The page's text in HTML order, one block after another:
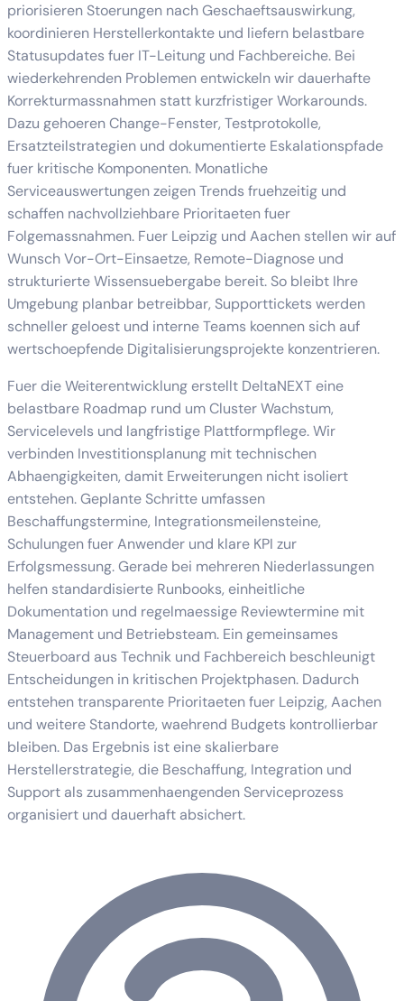
priorisieren Stoerungen nach Geschaeftsauswirkung,
koordinieren Herstellerkontakte und liefern belastbare
Statusupdates fuer IT-Leitung und Fachbereiche. Bei
wiederkehrenden Problemen entwickeln wir dauerhafte
Korrekturmassnahmen statt kurzfristiger Workarounds.
Dazu gehoeren Change-Fenster, Testprotokolle,
Ersatzteilstrategien und dokumentierte Eskalationspfade
fuer kritische Komponenten. Monatliche
Serviceauswertungen zeigen Trends fruehzeitig und
schaffen nachvollziehbare Prioritaeten fuer
Folgemassnahmen. Fuer Leipzig und Aachen stellen wir auf
Wunsch Vor-Ort-Einsaetze, Remote-Diagnose und
strukturierte Wissensuebergabe bereit. So bleibt Ihre
Umgebung planbar betreibbar, Supporttickets werden
schneller geloest und interne Teams koennen sich auf
wertschoepfende Digitalisierungsprojekte konzentrieren.
Fuer die Weiterentwicklung erstellt DeltaNEXT eine
belastbare Roadmap rund um Cluster Wachstum,
Servicelevels und langfristige Plattformpflege. Wir
verbinden Investitionsplanung mit technischen
Abhaengigkeiten, damit Erweiterungen nicht isoliert
entstehen. Geplante Schritte umfassen
Beschaffungstermine, Integrationsmeilensteine,
Schulungen fuer Anwender und klare KPI zur
Erfolgsmessung. Gerade bei mehreren Niederlassungen
helfen standardisierte Runbooks, einheitliche
Dokumentation und regelmaessige Reviewtermine mit
Management und Betriebsteam. Ein gemeinsames
Steuerboard aus Technik und Fachbereich beschleunigt
Entscheidungen in kritischen Projektphasen. Dadurch
entstehen transparente Prioritaeten fuer Leipzig, Aachen
und weitere Standorte, waehrend Budgets kontrollierbar
bleiben. Das Ergebnis ist eine skalierbare
Herstellerstrategie, die Beschaffung, Integration und
Support als zusammenhaengenden Serviceprozess
organisiert und dauerhaft absichert.